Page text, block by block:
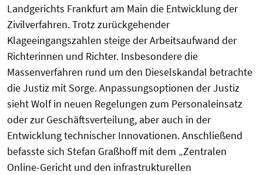
Landgerichts Frankfurt am Main die Entwicklung der
Zivilverfahren. Trotz zurückgehender
Klageeingangszahlen steige der Arbeitsaufwand der
Richterinnen und Richter. Insbesondere die
Massenverfahren rund um den Dieselskandal betrachte
die Justiz mit Sorge. Anpassungsoptionen der Justiz
sieht Wolf in neuen Regelungen zum Personaleinsatz
oder zur Geschäftsverteilung, aber auch in der
Entwicklung technischer Innovationen. Anschließend
befasste sich Stefan Graßhoff mit dem „Zentralen
Online-Gericht und den infrastrukturellen